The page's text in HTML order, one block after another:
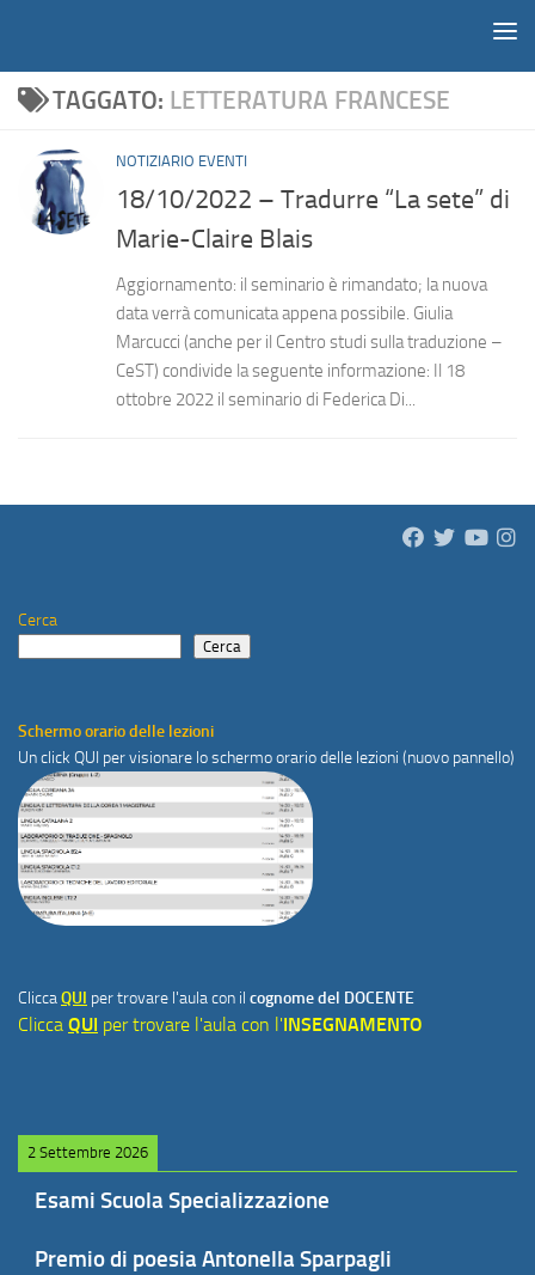
TAGGATO: LETTERATURA FRANCESE
NOTIZIARIO EVENTI
18/10/2022 – Tradurre “La sete” di
Marie-Claire Blais
Aggiornamento: il seminario è rimandato; la nuova
data verrà comunicata appena possibile. Giulia
Marcucci (anche per il Centro studi sulla traduzione –
CeST) condivide la seguente informazione: Il 18
ottobre 2022 il seminario di Federica Di...
Cerca
Cerca
Schermo orario delle lezioni
Un click QUI per visionare lo schermo orario delle lezioni (nuovo pannello)
CliccaQUI per trovare l'aula con il cognome del DOCENTE
Clicca QUI per trovare l'aula con l'INSEGNAMENTO
2 Settembre 2026
Esami Scuola Specializzazione
Premio di poesia Antonella Sparpagli